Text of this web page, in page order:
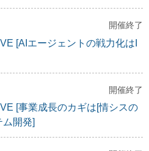
開催終了
[AIエージェントの戦力化はI
開催終了
[事業成長のカギは[情シスの
ム開発]